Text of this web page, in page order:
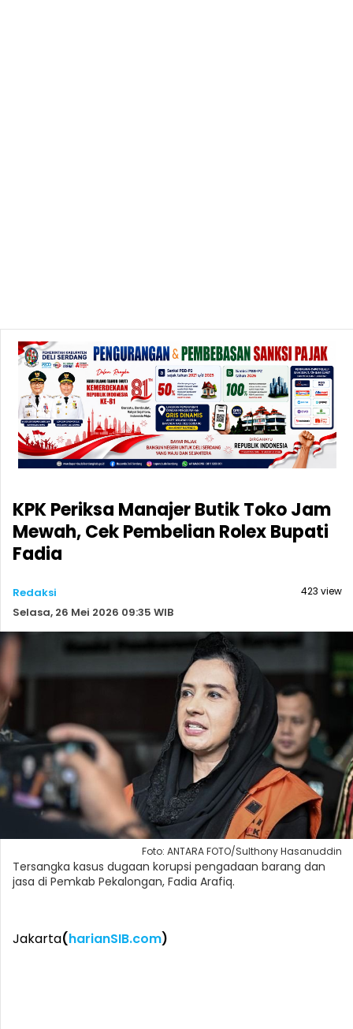
KPK Periksa Manajer Butik Toko Jam
Mewah, Cek Pembelian Rolex Bupati
Fadia
Redaksi
Selasa, 26 Mei 2026 09:35 WIB
423 view
Foto: ANTARA FOTO/Sulthony Hasanuddin
Tersangka kasus dugaan korupsi pengadaan barang dan
jasa di Pemkab Pekalongan, Fadia Arafiq.
Jakarta(harianSIB.com)